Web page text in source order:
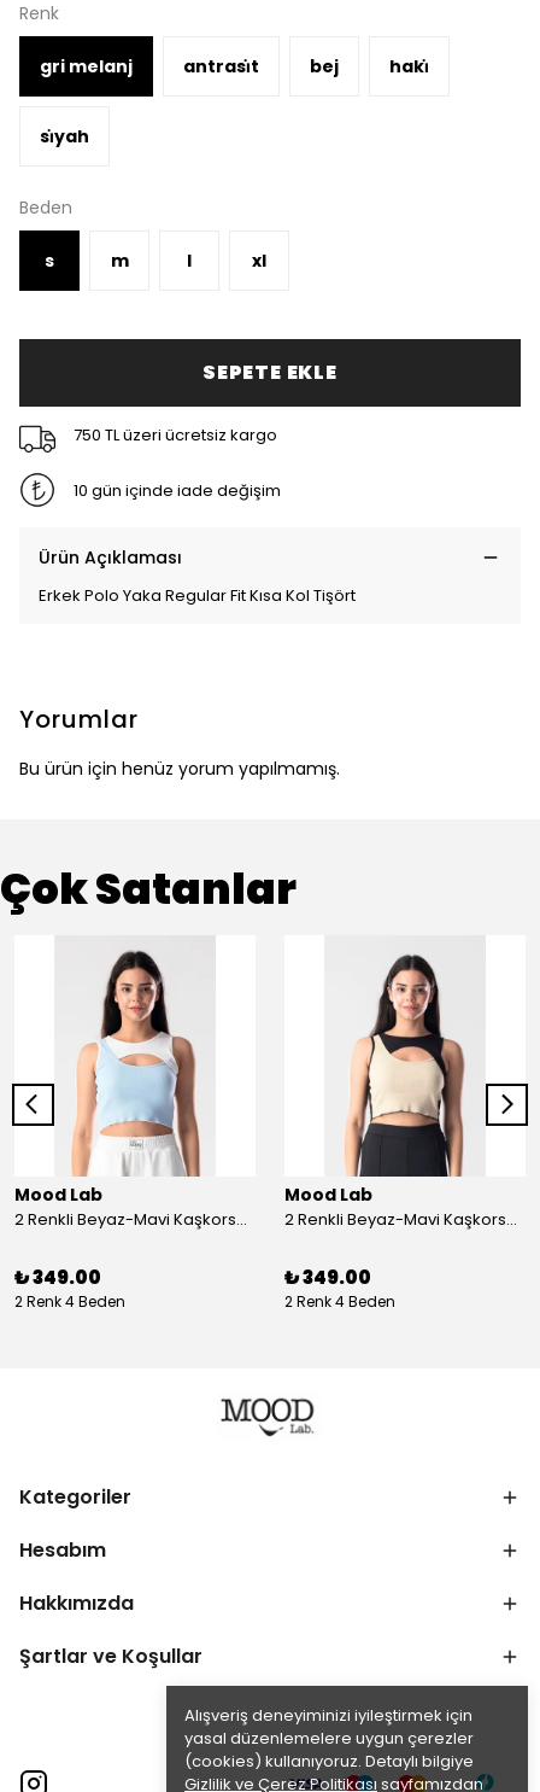
Alışveriş deneyiminizi iyileştirmek için
yasal düzenlemelere uygun çerezler
(cookies) kullanıyoruz. Detaylı bilgiye
Gizlilik ve Çerez Politikası sayfamızdan
Renk
gri melanj antrasi̇t bej haki̇
si̇yah
Beden
s m l xl
SEPETE EKLE
750 TL üzeri ücretsiz kargo
10 gün içinde iade değişim
Ürün Açıklaması
Erkek Polo Yaka Regular Fit Kısa Kol Tişört
Yorumlar
Bu ürün için henüz yorum yapılmamış.
Çok Satanlar
Mood Lab
2 Renkli Beyaz-Mavi Kaşkorse Asimetrik Crop Atlet Bluz Top - beyaz-mavi
₺ 349.00
2 Renk 4 Beden
Mood Lab
2 Renkli Beyaz-Mavi Kaşkorse Asimetrik Crop Atlet Bluz Top - siyah-bej
₺ 349.00
2 Renk 4 Beden
Kategoriler
Hesabım
Hakkımızda
Şartlar ve Koşullar